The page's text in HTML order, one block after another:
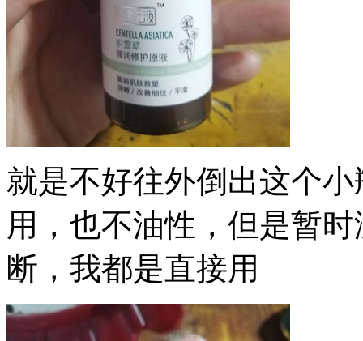
就是不好往外倒出这个
用，也不油性，但是暂
断，我都是直接用